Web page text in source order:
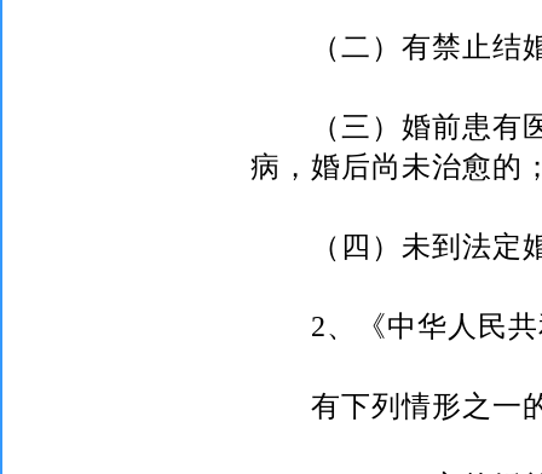
（二）有禁止结
（三）婚前患有医
病，婚后尚未治愈的
（四）未到法定
2、《中华人民
有下列情形之一的